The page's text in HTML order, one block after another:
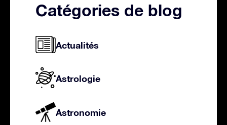
Catégories de blog
Actualités
Astrologie
Astronomie